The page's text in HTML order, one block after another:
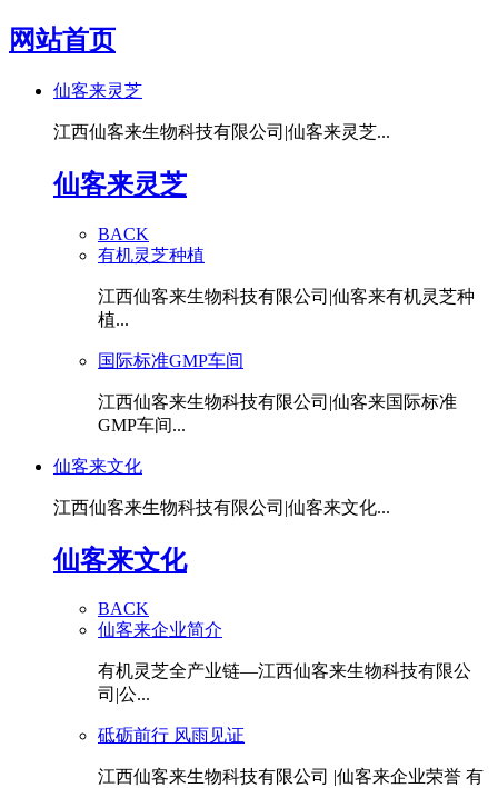
网站首页
仙客来灵芝
江西仙客来生物科技有限公司|仙客来灵芝...
仙客来灵芝
BACK
有机灵芝种植
江西仙客来生物科技有限公司|仙客来有机灵芝种
植...
国际标准GMP车间
江西仙客来生物科技有限公司|仙客来国际标准
GMP车间...
仙客来文化
江西仙客来生物科技有限公司|仙客来文化...
仙客来文化
BACK
仙客来企业简介
有机灵芝全产业链—江西仙客来生物科技有限公
司|公...
砥砺前行 风雨见证
江西仙客来生物科技有限公司 |仙客来企业荣誉 有